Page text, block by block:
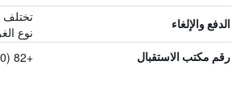
الدفع والإلغاء
نوع
رقم مكتب الاستقبال +82 (0) 2417 2700